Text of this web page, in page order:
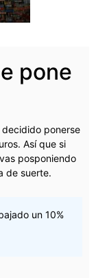
pone
decidido ponerse
Así que si
posponiendo
de suerte.
un 10%